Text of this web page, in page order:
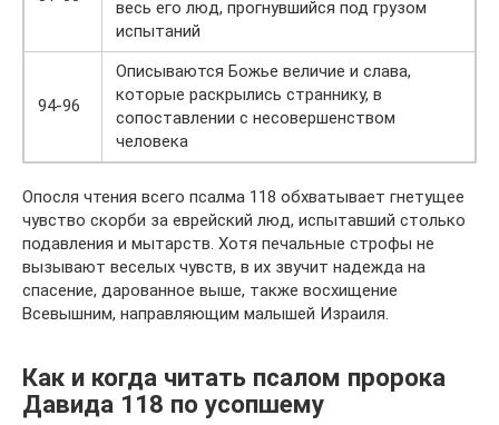
весь его люд, прогнувшийся под грузом
испытаний
94-96
Описываются Божье величие и слава,
которые раскрылись страннику, в
сопоставлении с несовершенством
человека
Опосля чтения всего псалма 118 обхватывает гнетущее
чувство скорби за еврейский люд, испытавший столько
подавления и мытарств. Хотя печальные строфы не
вызывают веселых чувств, в их звучит надежда на
спасение, дарованное выше, также восхищение
Всевышним, направляющим малышей Израиля.
Как и когда читать псалом пророка
Давида 118 по усопшему